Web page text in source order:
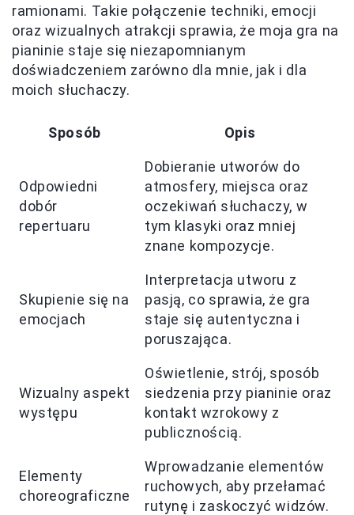
ramionami. Takie połączenie techniki, emocji
oraz wizualnych atrakcji sprawia, że moja gra na
pianinie staje się niezapomnianym
doświadczeniem zarówno dla mnie, jak i dla
moich słuchaczy.
Sposób Opis
Odpowiedni
dobór
repertuaru
Dobieranie utworów do
atmosfery, miejsca oraz
oczekiwań słuchaczy, w
tym klasyki oraz mniej
znane kompozycje.
Skupienie się na
emocjach
Interpretacja utworu z
pasją, co sprawia, że gra
staje się autentyczna i
poruszająca.
Wizualny aspekt
występu
Oświetlenie, strój, sposób
siedzenia przy pianinie oraz
kontakt wzrokowy z
publicznością.
Elementy
choreograficzne
Wprowadzanie elementów
ruchowych, aby przełamać
rutynę i zaskoczyć widzów.